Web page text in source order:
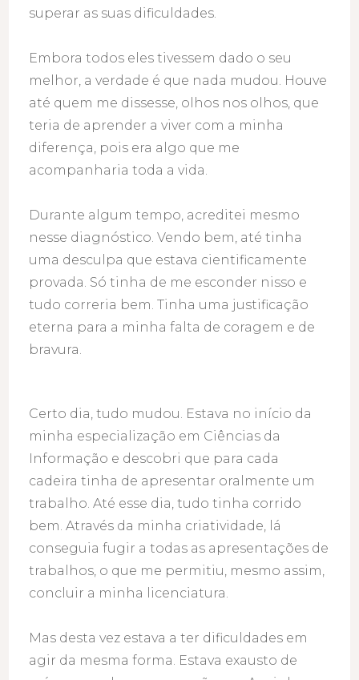
superar as suas dificuldades.
Embora todos eles tivessem dado o seu
melhor, a verdade é que nada mudou. Houve
até quem me dissesse, olhos nos olhos, que
teria de aprender a viver com a minha
diferença, pois era algo que me
acompanharia toda a vida.
Durante algum tempo, acreditei mesmo
nesse diagnóstico. Vendo bem, até tinha
uma desculpa que estava cientificamente
provada. Só tinha de me esconder nisso e
tudo correria bem. Tinha uma justificação
eterna para a minha falta de coragem e de
bravura.
Certo dia, tudo mudou. Estava no início da
minha especialização em Ciências da
Informação e descobri que para cada
cadeira tinha de apresentar oralmente um
trabalho. Até esse dia, tudo tinha corrido
bem. Através da minha criatividade, lá
conseguia fugir a todas as apresentações de
trabalhos, o que me permitiu, mesmo assim,
concluir a minha licenciatura.
Mas desta vez estava a ter dificuldades em
agir da mesma forma. Estava exausto de